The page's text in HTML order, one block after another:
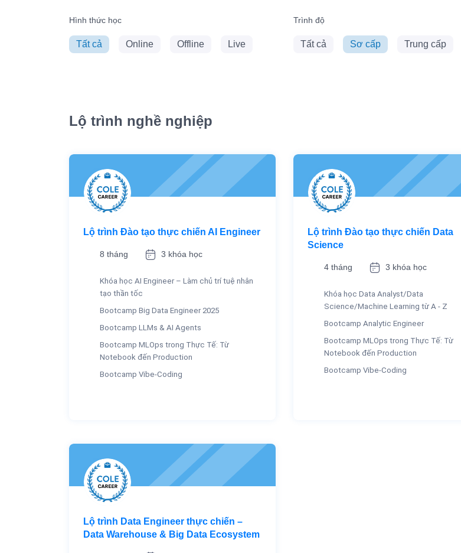
Hình thức học
Tất cả Online Offline Live
Trình độ
Tất cả Sơ cấp Trung cấp
Lộ trình nghề nghiệp
Lộ trình Đào tạo thực chiến AI Engineer
8 tháng 3 khóa học
Khóa học AI Engineer – Làm chủ trí tuệ nhân
tạo thần tốc
Bootcamp Big Data Engineer 2025
Bootcamp LLMs & AI Agents
Bootcamp MLOps trong Thực Tế: Từ
Notebook đến Production
Bootcamp Vibe-Coding
Lộ trình Đào tạo thực chiến Data
Science
4 tháng 3 khóa học
Khóa học Data Analyst/Data
Science/Machine Learning từ A - Z
Bootcamp Analytic Engineer
Bootcamp MLOps trong Thực Tế: Từ
Notebook đến Production
Bootcamp Vibe-Coding
Lộ trình Data Engineer thực chiến –
Data Warehouse & Big Data Ecosystem